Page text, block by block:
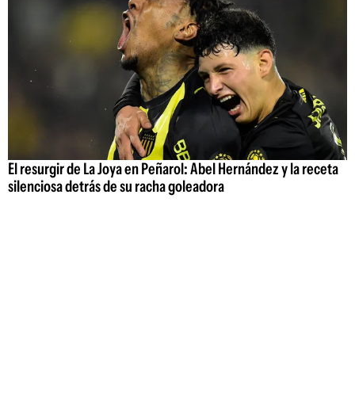
El resurgir de La Joya en Peñarol: Abel Hernández y la receta
silenciosa detrás de su racha goleadora